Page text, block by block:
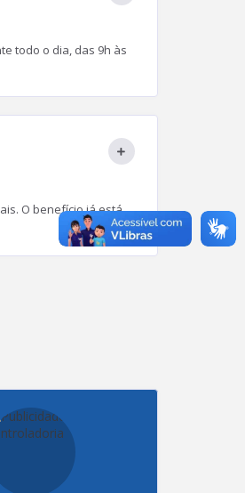
todo o dia, das 9h às
O benefício já está